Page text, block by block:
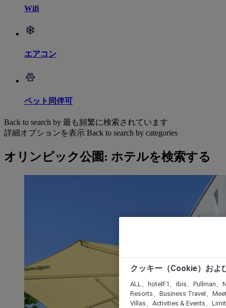
Wifi
エアコン
ペット同伴可
Back to search by 最も頻繁に検索されています
詳細オプションを表示 Back to search by categories
オリンピック公園: ホテルを検索する
クッキー（Cookie）およ
ALL、hotelF1、ibis、Pullman
Resorts、Business Travel、
Villas、Activities & Events、